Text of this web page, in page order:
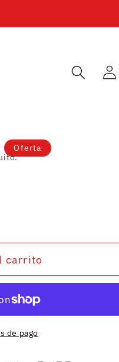
Iniciar
sesión
Oferta
carrito
de pago